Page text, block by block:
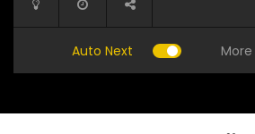
Auto Next More